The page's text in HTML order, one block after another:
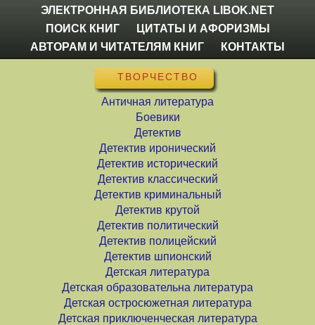
ЭЛЕКТРОННАЯ БИБЛИОТЕКА LIBOK.NET
ПОИСК КНИГ
ЦИТАТЫ И АФОРИЗМЫ
АВТОРАМ И ЧИТАТЕЛЯМ КНИГ
КОНТАКТЫ
ТВОРЧЕСТВО
Античная литература
Боевики
Детектив
Детектив иронический
Детектив исторический
Детектив классический
Детектив криминальный
Детектив крутой
Детектив политический
Детектив полицейский
Детектив шпионский
Детская литература
Детская образовательна литература
Детская остросюжетная литература
Детская приключенческая литература